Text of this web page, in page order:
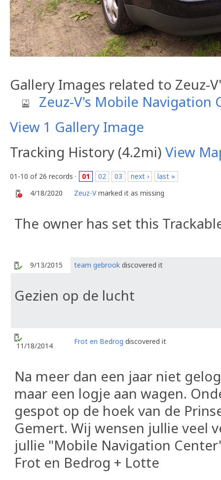
Gallery Images related to Zeuz-
Zeuz-V's Mobile Navigation
View 1 Gallery Image
Tracking History (4.2mi) View
01-10 of 26 records · 01 02 03 next ›
last »
4/18/2020
Zeuz-Vmarked it as missing
The owner has set this
9/13/2015 team gebrook discovered it
Gezien op de lucht
11/18/2014 Frot en Bedrog discovered it
Na meer dan een jaar niet
maar een logje aan wagen.
gespot op de hoek van de
Gemert. Wij wensen jullie veel
jullie "Mobile Navigation
Frot en Bedrog + Lotte